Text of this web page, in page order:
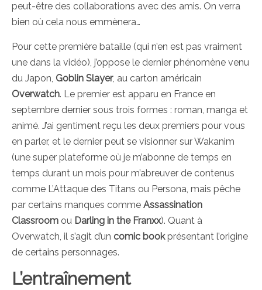
peut-être des collaborations avec des amis. On verra
bien où cela nous emmènera…
Pour cette première bataille (qui n’en est pas vraiment
une dans la vidéo), j’oppose le dernier phénomène venu
du Japon, Goblin Slayer, au carton américain
Overwatch. Le premier est apparu en France en
septembre dernier sous trois formes : roman, manga et
animé. J’ai gentiment reçu les deux premiers pour vous
en parler, et le dernier peut se visionner sur Wakanim
(une super plateforme où je m’abonne de temps en
temps durant un mois pour m’abreuver de contenus
comme L’Attaque des Titans ou Persona, mais pêche
par certains manques comme Assassination
Classroom ou Darling in the Franxx). Quant à
Overwatch, il s’agit d’un comic bookprésentant l’origine
de certains personnages.
L’entraînement